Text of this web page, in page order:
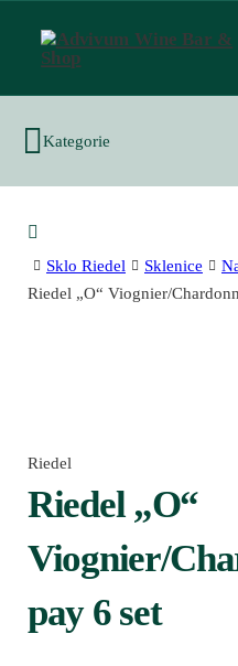
Kategorie
Sklo Riedel Sklenice
Riedel „O“ Viognier/
Riedel
Riedel „O“
Viognier/
pay 6 set